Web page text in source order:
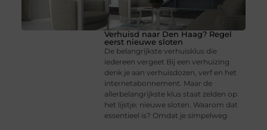
Verhuisd naar Den Haag? Regel
eerst nieuwe sloten
De belangrijkste verhuisklus die
iedereen vergeet Bij een verhuizing
denk je aan verhuisdozen, verf en het
internetabonnement. Maar de
allerbelangrijkste klus staat zelden op
het lijstje: nieuwe sloten. Waarom dat
essentieel is? Omdat je simpelweg